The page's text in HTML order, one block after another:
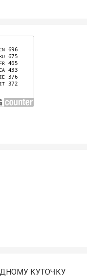
КУТОЧКУ